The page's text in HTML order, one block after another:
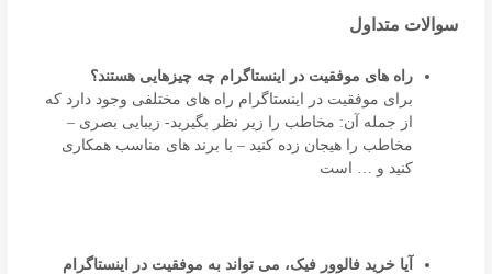
سوالات متداول
راه های موفقیت در اینستاگرام چه چیزهایی هستند؟
برای موفقیت در اینستاگرام راه های مختلفی وجود دارد که
از جمله آن: مخاطب را زیر نظر بگیرید- زیبایی بصری –
مخاطب را هیجان زده کنید – با برند های مناسب همکاری
کنید و … است
آیا خرید فالوور فیک، می تواند به موفقیت در اینستاگرام